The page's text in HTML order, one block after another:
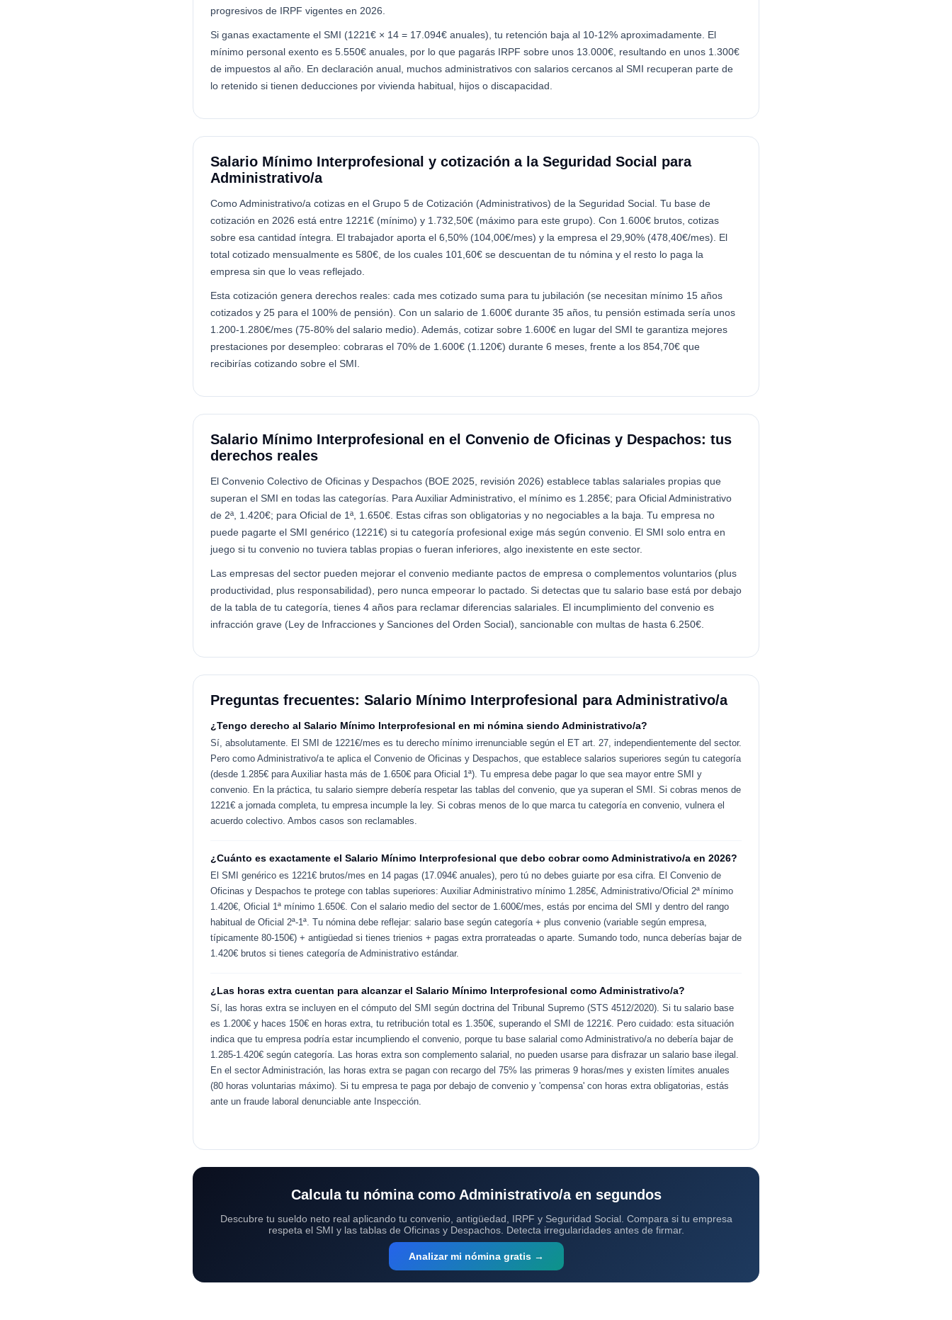
progresivos de IRPF vigentes en 2026.
Si ganas exactamente el SMI (1221€ × 14 = 17.094€ anuales), tu retención baja al 10-12% aproximadamente. El
mínimo personal exento es 5.550€ anuales, por lo que pagarás IRPF sobre unos 13.000€, resultando en unos 1.300€
de impuestos al año. En declaración anual, muchos administrativos con salarios cercanos al SMI recuperan parte de
lo retenido si tienen deducciones por vivienda habitual, hijos o discapacidad.
Salario Mínimo Interprofesional y cotización a la Seguridad Social para
Administrativo/a
Como Administrativo/a cotizas en el Grupo 5 de Cotización (Administrativos) de la Seguridad Social. Tu base de
cotización en 2026 está entre 1221€ (mínimo) y 1.732,50€ (máximo para este grupo). Con 1.600€ brutos, cotizas
sobre esa cantidad íntegra. El trabajador aporta el 6,50% (104,00€/mes) y la empresa el 29,90% (478,40€/mes). El
total cotizado mensualmente es 580€, de los cuales 101,60€ se descuentan de tu nómina y el resto lo paga la
empresa sin que lo veas reflejado.
Esta cotización genera derechos reales: cada mes cotizado suma para tu jubilación (se necesitan mínimo 15 años
cotizados y 25 para el 100% de pensión). Con un salario de 1.600€ durante 35 años, tu pensión estimada sería unos
1.200-1.280€/mes (75-80% del salario medio). Además, cotizar sobre 1.600€ en lugar del SMI te garantiza mejores
prestaciones por desempleo: cobraras el 70% de 1.600€ (1.120€) durante 6 meses, frente a los 854,70€ que
recibirías cotizando sobre el SMI.
Salario Mínimo Interprofesional en el Convenio de Oficinas y Despachos: tus
derechos reales
El Convenio Colectivo de Oficinas y Despachos (BOE 2025, revisión 2026) establece tablas salariales propias que
superan el SMI en todas las categorías. Para Auxiliar Administrativo, el mínimo es 1.285€; para Oficial Administrativo
de 2ª, 1.420€; para Oficial de 1ª, 1.650€. Estas cifras son obligatorias y no negociables a la baja. Tu empresa no
puede pagarte el SMI genérico (1221€) si tu categoría profesional exige más según convenio. El SMI solo entra en
juego si tu convenio no tuviera tablas propias o fueran inferiores, algo inexistente en este sector.
Las empresas del sector pueden mejorar el convenio mediante pactos de empresa o complementos voluntarios (plus
productividad, plus responsabilidad), pero nunca empeorar lo pactado. Si detectas que tu salario base está por debajo
de la tabla de tu categoría, tienes 4 años para reclamar diferencias salariales. El incumplimiento del convenio es
infracción grave (Ley de Infracciones y Sanciones del Orden Social), sancionable con multas de hasta 6.250€.
Preguntas frecuentes: Salario Mínimo Interprofesional para Administrativo/a
¿Tengo derecho al Salario Mínimo Interprofesional en mi nómina siendo Administrativo/a?
Sí, absolutamente. El SMI de 1221€/mes es tu derecho mínimo irrenunciable según el ET art. 27, independientemente del sector.
Pero como Administrativo/a te aplica el Convenio de Oficinas y Despachos, que establece salarios superiores según tu categoría
(desde 1.285€ para Auxiliar hasta más de 1.650€ para Oficial 1ª). Tu empresa debe pagar lo que sea mayor entre SMI y
convenio. En la práctica, tu salario siempre debería respetar las tablas del convenio, que ya superan el SMI. Si cobras menos de
1221€ a jornada completa, tu empresa incumple la ley. Si cobras menos de lo que marca tu categoría en convenio, vulnera el
acuerdo colectivo. Ambos casos son reclamables.
¿Cuánto es exactamente el Salario Mínimo Interprofesional que debo cobrar como Administrativo/a en 2026?
El SMI genérico es 1221€ brutos/mes en 14 pagas (17.094€ anuales), pero tú no debes guiarte por esa cifra. El Convenio de
Oficinas y Despachos te protege con tablas superiores: Auxiliar Administrativo mínimo 1.285€, Administrativo/Oficial 2ª mínimo
1.420€, Oficial 1ª mínimo 1.650€. Con el salario medio del sector de 1.600€/mes, estás por encima del SMI y dentro del rango
habitual de Oficial 2ª-1ª. Tu nómina debe reflejar: salario base según categoría + plus convenio (variable según empresa,
típicamente 80-150€) + antigüedad si tienes trienios + pagas extra prorrateadas o aparte. Sumando todo, nunca deberías bajar de
1.420€ brutos si tienes categoría de Administrativo estándar.
¿Las horas extra cuentan para alcanzar el Salario Mínimo Interprofesional como Administrativo/a?
Sí, las horas extra se incluyen en el cómputo del SMI según doctrina del Tribunal Supremo (STS 4512/2020). Si tu salario base
es 1.200€ y haces 150€ en horas extra, tu retribución total es 1.350€, superando el SMI de 1221€. Pero cuidado: esta situación
indica que tu empresa podría estar incumpliendo el convenio, porque tu base salarial como Administrativo/a no debería bajar de
1.285-1.420€ según categoría. Las horas extra son complemento salarial, no pueden usarse para disfrazar un salario base ilegal.
En el sector Administración, las horas extra se pagan con recargo del 75% las primeras 9 horas/mes y existen límites anuales
(80 horas voluntarias máximo). Si tu empresa te paga por debajo de convenio y 'compensa' con horas extra obligatorias, estás
ante un fraude laboral denunciable ante Inspección.
Calcula tu nómina como Administrativo/a en segundos
Descubre tu sueldo neto real aplicando tu convenio, antigüedad, IRPF y Seguridad Social. Compara si tu empresa
respeta el SMI y las tablas de Oficinas y Despachos. Detecta irregularidades antes de firmar.
Analizar mi nómina gratis →